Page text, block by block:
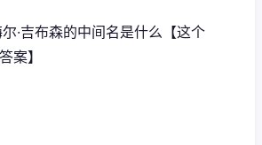
·吉布森的中间名是什么【这个
案】